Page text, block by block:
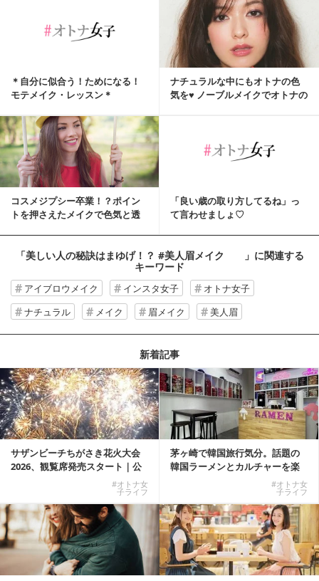
＊自分に似合う！ためになる！
モテメイク・レッスン＊
ナチュラルな中にもオトナの色
気を♥ ノーブルメイクでオトナの
コスメジプシー卒業！？ポイン
トを押さえたメイクで色気と透
「良い歳の取り方してるね」っ
て言わせましょ♡
「美しい人の秘訣はまゆげ！？ #美人眉メイク 」 に関連する
キーワード
アイブロウメイク インスタ女子
オトナ女子
ナチュラル
メイク 眉メイク 美人眉
新着記事
サザンビーチちがさき花火大会
2026、観覧席発売スタート｜公
#オトナ女
子ライフ
茅ヶ崎で韓国旅行気分。話題の
韓国ラーメンとカルチャーを楽
#オトナ女
子ライフ